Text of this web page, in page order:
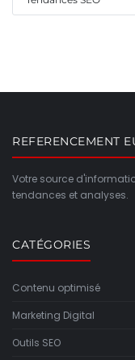
REFERENCEMENT
Votre source
tendances et analyses.
CATÉGORIES
Contenu optimisé
Marketing Digital
Outils SEO